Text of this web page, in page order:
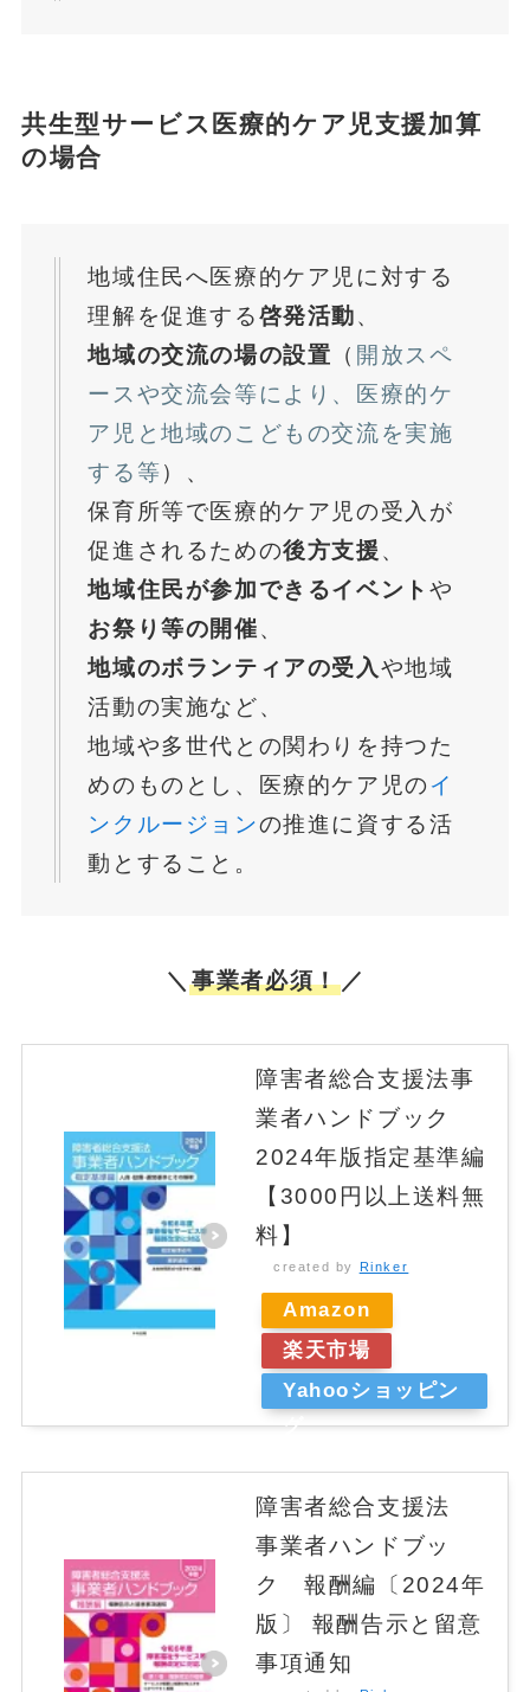
共生型サービス医療的ケア児支援加算
の場合
地域住民へ医療的ケア児に対する
理解を促進する啓発活動、
地域の交流の場の設置 （ 開放スペ
ースや交流会等により、医療的ケ
ア児と地域のこどもの交流を実施
する等 ）、
保育所等で医療的ケア児の受入が
促進されるための後方支援 、
地域住民が参加できるイベント や
お祭り等の開催、
地域のボランティアの受入 や地域
活動の実施など、
地域や多世代との関わりを持つた
めのものとし、医療的ケア児のイ
ンクルージョンの推進に資する活
動とすること。
＼事業者必須！／
障害者総合支援法事
業者ハンドブック
2024年版指定基準編
【3000円以上送料無
料】
created by Rinker
Amazon
楽天市場
Yahooショッピン
グ
障害者総合支援法
事業者ハンドブッ
ク 報酬編〔2024年
版〕 報酬告示と留意
事項通知